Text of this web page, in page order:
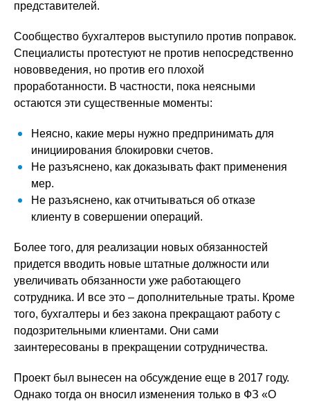
представителей.
Сообщество бухгалтеров выступило против поправок.
Специалисты протестуют не против непосредственно
нововведения, но против его плохой
проработанности. В частности, пока неясными
остаются эти существенные моменты:
Неясно, какие меры нужно предпринимать для
инициирования блокировки счетов.
Не разъяснено, как доказывать факт применения
мер.
Не разъяснено, как отчитываться об отказе
клиенту в совершении операций.
Более того, для реализации новых обязанностей
придется вводить новые штатные должности или
увеличивать обязанности уже работающего
сотрудника. И все это – дополнительные траты. Кроме
того, бухгалтеры и без закона прекращают работу с
подозрительными клиентами. Они сами
заинтересованы в прекращении сотрудничества.
Проект был вынесен на обсуждение еще в 2017 году.
Однако тогда он вносил изменения только в ФЗ «О